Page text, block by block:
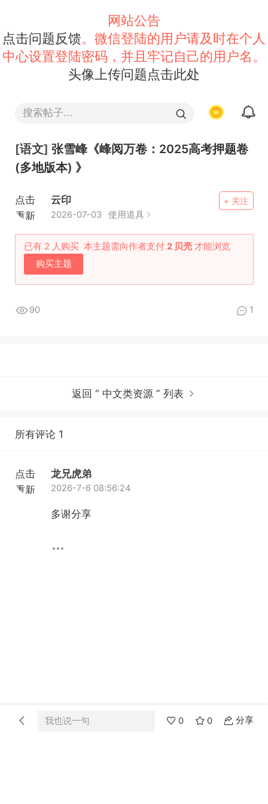
网站公告
点击问题反馈。微信登陆的用户请及时在个人
中心设置登陆密码，并且牢记自己的用户名。
头像上传问题点击此处
[语文] 张雪峰《峰阅万卷：2025高考押题卷
(多地版本) 》
+ 关注
点击
重新
加载
云印
2026-07-03 使用道具
已有 2 人购买本主题需向作者支付 2 贝壳 才能浏览
购买主题
90 1
返回 “ 中文类资源 ” 列表
所有评论 1
点击
重新
龙兄虎弟
2026-7-6 08:56:24
多谢分享
我也说一句 0 0 分享